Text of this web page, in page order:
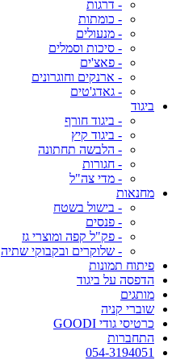
- דרגות
- כומתות
- מנעולים
- סיכות וסמלים
- פאצ'ים
- ארנקים וחוגרונים
- גאדג'טים
ביגוד
- ביגוד חורף
- ביגוד קיץ
- הלבשה תחתונה
- חגורות
- מדי צה"ל
מחנאות
- בישול בשטח
- פנסים
- פק"ל קפה ומוצרי גז
- שלוקרים ובקבוקי שתיה
פיתוח תמונות
הדפסה על ביגוד
מותגים
שוברי קניה
כרטיסי גודי GOODI
התחברות
054-3194051